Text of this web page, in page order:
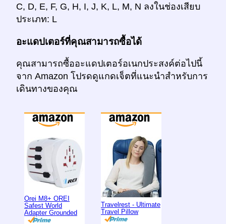
C, D, E, F, G, H, I, J, K, L, M, N ลงในช่องเสียบ
ประเภท: L
อะแดปเตอร์ที่คุณสามารถซื้อได้
คุณสามารถซื้ออะแดปเตอร์อเนกประสงค์ต่อไปนี้
จาก Amazon โปรดดูแกดเจ็ตที่แนะนำสำหรับการ
เดินทางของคุณ
Orei M8+ OREI
Safest World
Adapter Grounded
Travelrest - Ultimate
Travel Pillow